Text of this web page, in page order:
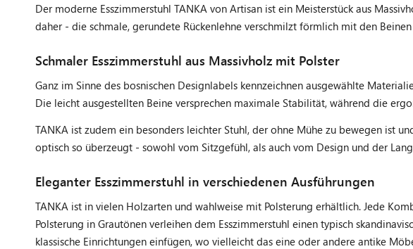
Der moderne Esszimmerstuhl TANKA von Artisan ist ein Meisterstück aus
daher - die schmale, gerundete Rückenlehne verschmilzt förmlich mit den
Schmaler Esszimmerstuhl aus Massivholz mit Polster
Ganz im Sinne des bosnischen Designlabels kennzeichnen ausgewählte
Die leicht ausgestellten Beine versprechen maximale Stabilität, während die
TANKA ist zudem ein besonders leichter Stuhl, der ohne Mühe zu bewegen ist
optisch so überzeugt - sowohl vom Sitzgefühl, als auch vom Design und der
Eleganter Esszimmerstuhl in verschiedenen Ausführungen
TANKA ist in vielen Holzarten und wahlweise mit Polsterung erhältlich. Jede
Polsterung in Grautönen verleihen dem Esszimmerstuhl einen typisch
klassische Einrichtungen einfügen, wo vielleicht das eine oder andere antike